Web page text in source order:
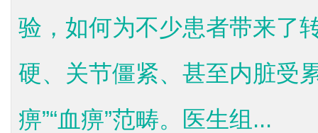
验，如何为不少患者带来了
硬、关节僵紧、甚至内脏受
痹”“血痹”范畴。医生组...